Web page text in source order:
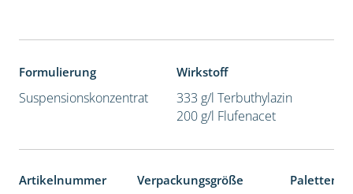
Formulierung
Suspensionskonzentrat
Wirkstoff
333 g/l Terbuthylazin
200 g/l Flufenacet
Artikelnummer Verpackungsgröße